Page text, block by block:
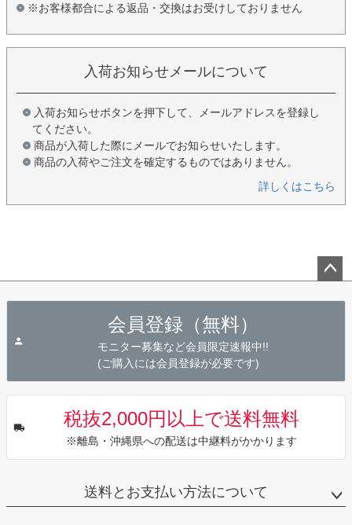
※お客様都合による返品・交換はお受けしておりません
入荷お知らせメールについて
入荷お知らせボタンを押下して、メールアドレスを登録し
てください。
商品が入荷した際にメールでお知らせいたします。
商品の入荷やご注文を確定するものではありません。
詳しくはこちら
会員登録（無料）
モニター募集など会員限定速報中!!
(ご購入には会員登録が必要です)
税抜2,000円以上で送料無料
※離島・沖縄県への配送は中継料がかかります
送料とお支払い方法について